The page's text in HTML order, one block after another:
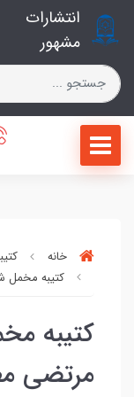
انتشارات
مشهور
خانه
کتیبه
کتیبه
مرتضی